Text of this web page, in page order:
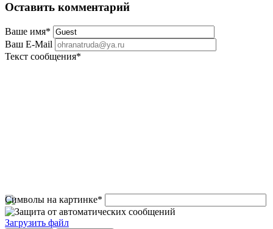
Оставить комментарий
Ваше имя*
Ваш E-Mail
Текст сообщения*
Символы на картинке*
Загрузить файл